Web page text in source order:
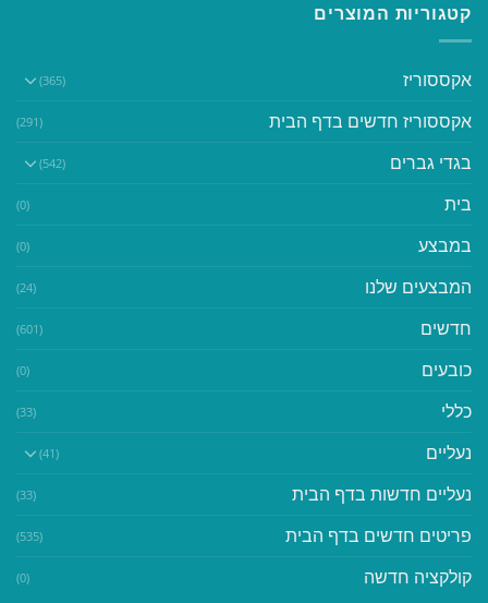
קטגוריות המוצרים
אקססוריז (365)
אקססוריז חדשים בדף הבית (291)
בגדי גברים (542)
בית (0)
במבצע (0)
המבצעים שלנו (24)
חדשים (601)
כובעים (0)
כללי (33)
נעליים (41)
נעליים חדשות בדף הבית (33)
פריטים חדשים בדף הבית (535)
קולקציה חדשה (0)